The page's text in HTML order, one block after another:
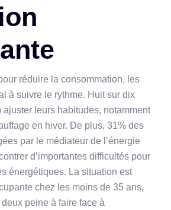
réduire la consommation, les
à suivre le rythme. Huit sur dix
ajuster leurs habitudes, notamment
en hiver. De plus, 31% des
par le médiateur de l’énergie
d’importantes difficultés pour
énergétiques. La situation est
chez les moins de 35 ans,
peine à faire face à